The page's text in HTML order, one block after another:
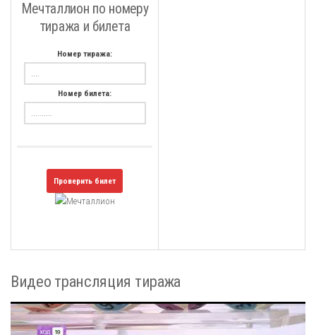
Мечталлион по номеру
тиража и билета
Номер тиража:
Номер билета:
Проверить билет
Видео трансляция тиража